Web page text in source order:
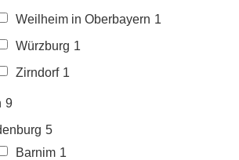
Weilheim in Oberbayern 1
Würzburg 1
Zirndorf 1
9
5
Barnim 1